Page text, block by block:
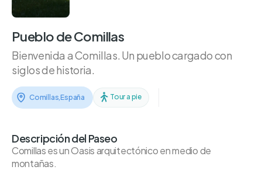
Pueblo de Comillas
Bienvenida a Comillas. Un pueblo cargado con
siglos de historia.
Comillas ,España Tour a pie
Descripción del Paseo
Comillas es un Oasis arquitectónico en medio de
montañas.